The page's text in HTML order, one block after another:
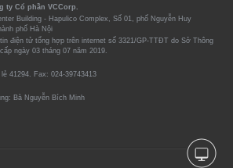
ty Cổ phần VCCorp.
Building - Hapulico Complex, Số 01, phố Nguyễn Huy
phố Hà Nội
điện tử tổng hợp trên internet số 3321/GP-TTĐT do Sở Thông
ngày 03 tháng 07 năm 2019.
41294. Fax: 024-39743413
Bà Nguyễn Bích Minh